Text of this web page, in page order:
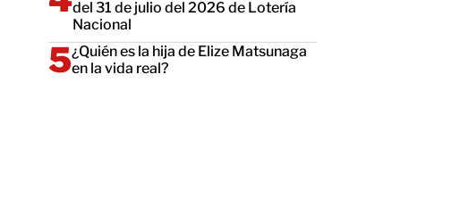
del 31 de julio del 2026 de Lotería
Nacional
¿Quién es la hija de Elize Matsunaga
en la vida real?